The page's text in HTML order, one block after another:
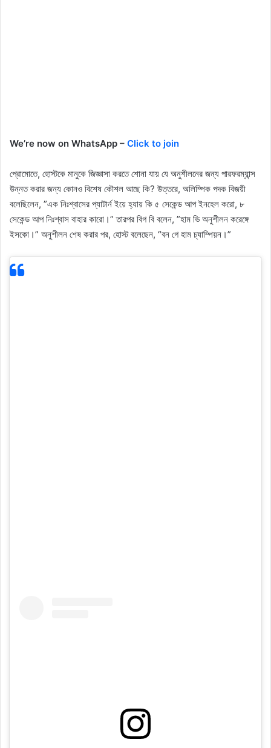
We’re now on WhatsApp – Click to join
প্রোমোতে, হোস্টকে মানুকে জিজ্ঞাসা করতে শোনা যায় যে অনুশীলনের জন্য পারফরম্যান্স
উন্নত করার জন্য কোনও বিশেষ কৌশল আছে কি? উত্তরে, অলিম্পিক পদক বিজয়ী
বলেছিলেন, ”এক নিঃশ্বাসের প্যাটার্ন ইয়ে হ্যায় কি ৫ সেকেন্ড আপ ইনহেল করো, ৮
সেকেন্ড আপ নিঃশ্বাস বাহার কারো।” তারপর বিগ বি বলেন, ”হাম ভি অনুশীলন করেঙ্গে
ইসকো।” অনুশীলন শেষ করার পর, হোস্ট বলেছেন, “বন গে হাম চ্যাম্পিয়ন।”